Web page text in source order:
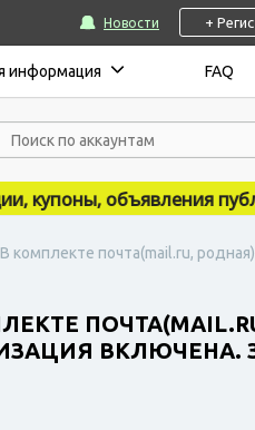
Новости +
информация FAQ
купоны, объявления
комплекте почта(mail.ru,
ВКЛЮЧЕНА.